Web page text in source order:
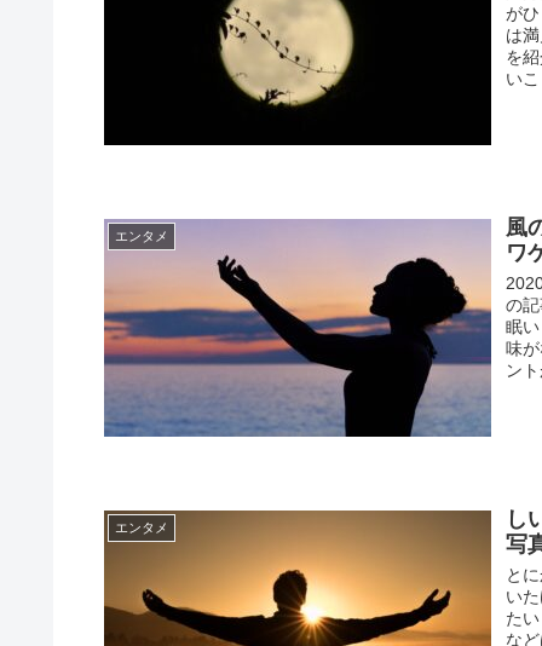
が
は
を
い
エンタメ
風
ワ
の
眠
味
ン
エンタメ
し
写
と
い
た
な